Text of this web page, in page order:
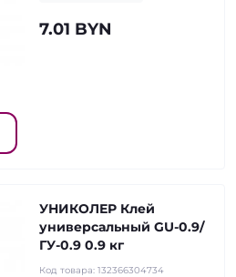
7.01 BYN
УНИКОЛЕР Клей
универсальный GU-0.9/
ГУ-0.9 0.9 кг
Код товара: 132366304734